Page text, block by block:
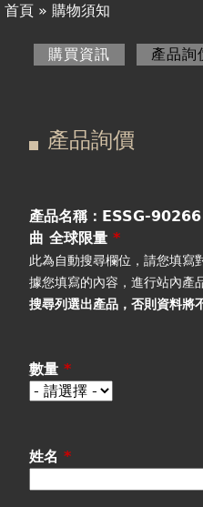
購物須知
購買資訊
視聽室預約
線上商城
您
首頁 » 購物須知
引
標
籤
購買資訊 產品詢
產品詢價
產品名稱：ESSG-90266
曲 全球限量*
此為自動搜尋欄位，請您填寫
據您填寫的內容，進行站內產
搜尋列選出產品 ，否則資料將
數量*
姓名*